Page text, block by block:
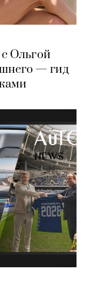
Ольгой
— гид